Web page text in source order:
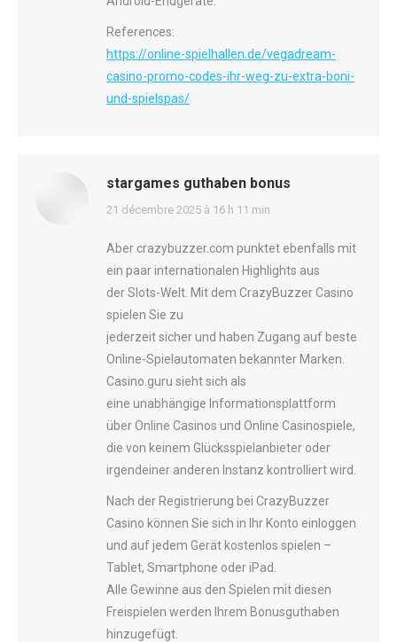
References:
https://online-spielhallen.de/vegadream-
casino-promo-codes-ihr-weg-zu-extra-boni-
und-spielspas/
stargames guthaben bonus
says:
21 décembre 2025 à 16 h 11 min
Aber crazybuzzer.com punktet ebenfalls mit
ein paar internationalen Highlights aus
der Slots-Welt. Mit dem CrazyBuzzer Casino
spielen Sie zu
jederzeit sicher und haben Zugang auf beste
Online-Spielautomaten bekannter Marken.
Casino.guru sieht sich als
eine unabhängige Informationsplattform
über Online Casinos und Online Casinospiele,
die von keinem Glücksspielanbieter oder
irgendeiner anderen Instanz kontrolliert wird.
Nach der Registrierung bei CrazyBuzzer
Casino können Sie sich in Ihr Konto einloggen
und auf jedem Gerät kostenlos spielen –
Tablet, Smartphone oder iPad.
Alle Gewinne aus den Spielen mit diesen
Freispielen werden Ihrem Bonusguthaben
hinzugefügt.